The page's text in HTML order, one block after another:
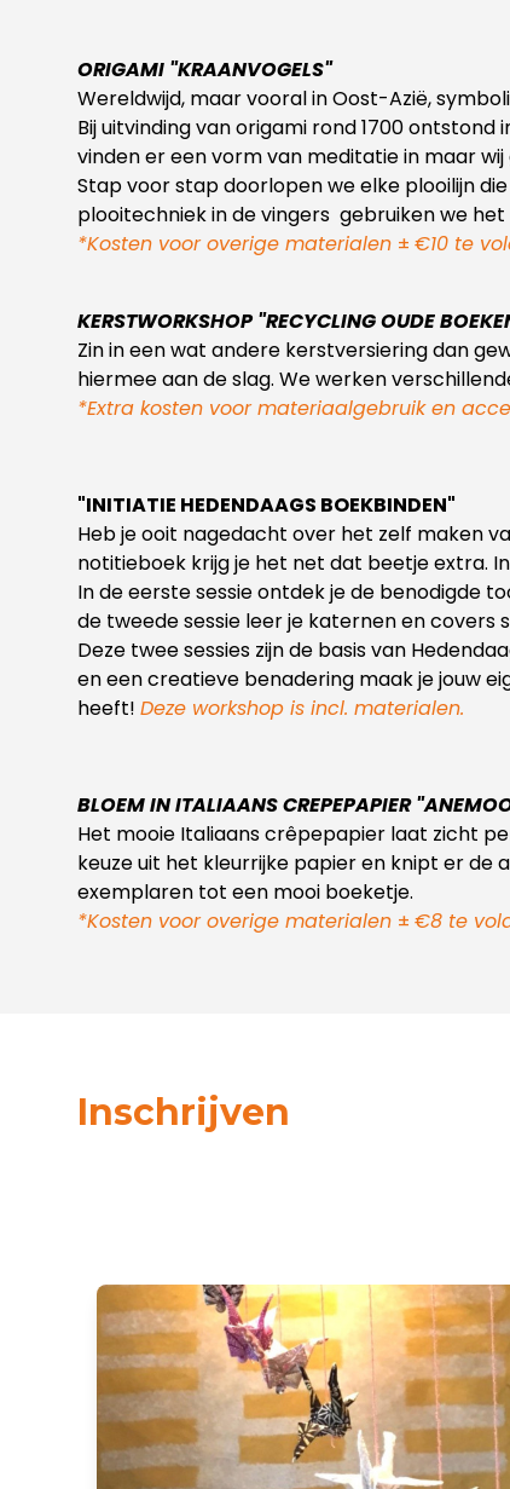
ORIGAMI "KRAANVOGELS"
Wereldwijd, maar vooral in Oost-Azië,
Bij uitvinding van origami rond 1700
vinden er een vorm van meditatie in maar
Stap voor stap doorlopen we elke plooilijn
plooitechniek in de vingers gebruiken we
*Kosten voor overige materialen ± €10 te
KERSTWORKSHOP "RECYCLING OUDE
Zin in een wat andere kerstversiering dan
hiermee aan de slag. We werken
*Extra kosten voor materiaalgebruik en
"INITIATIE HEDENDAAGS BOEKBINDEN"
Heb je ooit nagedacht over het zelf maken
notitieboek krijg je het net dat beetje extra.
In de eerste sessie ontdek je de benodigde
de tweede sessie leer je katernen en covers
Deze twee sessies zijn de basis van
en een creatieve benadering maak je jouw
heeft! Deze workshop is incl. materialen.
BLOEM IN ITALIAANS CREPEPAPIER
Het mooie Italiaans crêpepapier laat zicht
keuze uit het kleurrijke papier en knipt er de
exemplaren tot een mooi boeketje.
*Kosten voor overige materialen ± €8 te
Inschrijven